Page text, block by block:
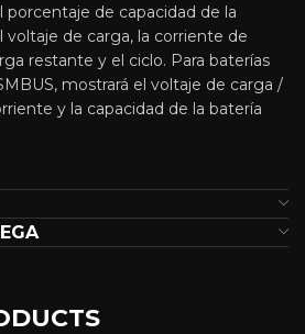
porcentaje de capacidad de la
voltaje de carga, la corriente de
restante y el ciclo. Para baterías
mostrará el voltaje de carga /
y la capacidad de la batería